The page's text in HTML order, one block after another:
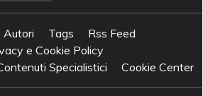
Autori Tags
Rss Feed
e Cookie Policy
Specialistici
Cookie Center